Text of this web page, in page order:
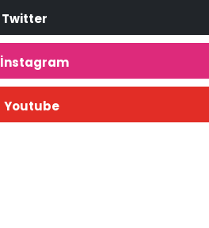
Twitter
İnstagram
Youtube